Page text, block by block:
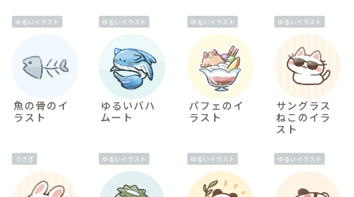
ゆるいイラスト
魚の骨のイ
ラスト
ゆるいイラスト
ゆるいバハ
ムート
ゆるいイラスト
パフェのイ
ラスト
ゆるいイラスト
サングラス
ねこのイラ
スト
うさぎ ゆるいイラスト ゆるいイラスト ゆるいイラスト